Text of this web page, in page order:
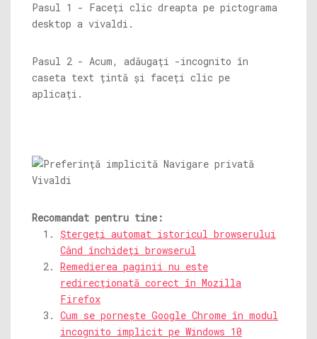
Pasul 1 - Faceți clic dreapta pe pictograma
desktop a vivaldi.
Pasul 2 - Acum, adăugați -incognito în
caseta text țintă și faceți clic pe
aplicați.
Recomandat pentru tine:
Ștergeți automat istoricul browserului
Când închideți browserul
Remedierea paginii nu este
redirecționată corect în Mozilla
Firefox
Cum se pornește Google Chrome în modul
incognito implicit pe Windows 10